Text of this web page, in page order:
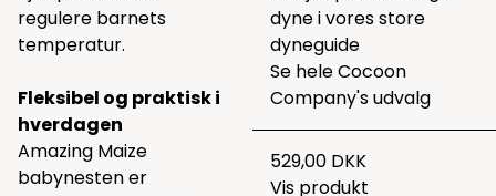
regulere barnets
temperatur.
Fleksibel og praktisk i
hverdagen
Amazing Maize
babynesten er
dyne i voresstore
dyneguide
Se heleCocoon
Company's udvalg
529,00 DKK
Vis produkt